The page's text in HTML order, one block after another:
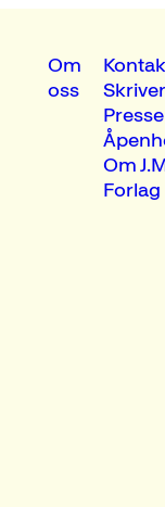
Om
oss
Presse
Om
Forlag